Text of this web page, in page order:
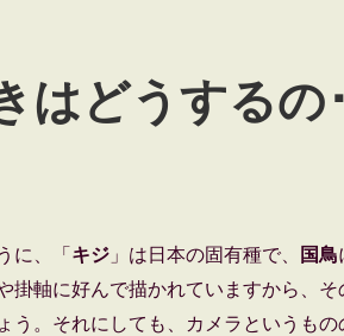
はどうするの
に、「 キジ」は日本の固有種で、 国鳥
掛軸に好んで描かれていますから、そ
う。それにしても、カメラというも